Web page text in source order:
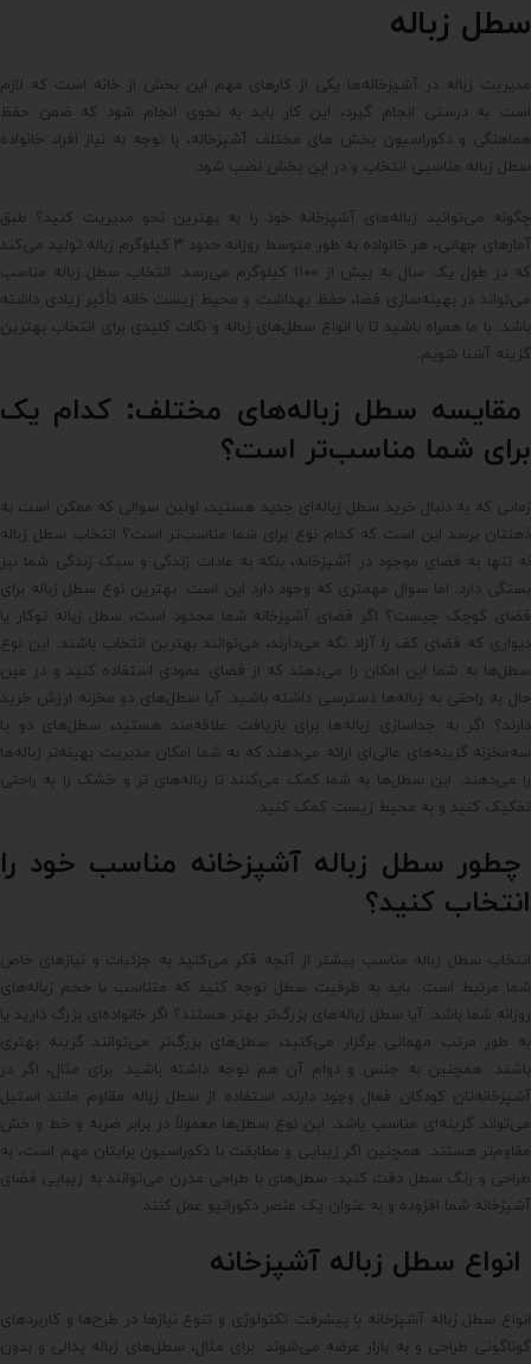
سطل زباله
مدیریت زباله در آشپزخانه‌ها یکی از کارهای مهم این بخش از خانه است که لازم
است به درستی انجام گیرد، این کار باید به نحوی انجام شود که ضمن حفظ
هماهنگی و دکوراسیون بخش های مختلف آشپزخانه، با توجه به نیاز افراد خانواده
سطل زباله مناسبی انتخاب و در این بخش نصب شود.
چگونه می‌توانید زباله‌های آشپزخانه خود را به بهترین نحو مدیریت کنید؟ طبق
آمارهای جهانی، هر خانواده به طور متوسط روزانه حدود ۳ کیلوگرم زباله تولید می‌کند
که در طول یک سال به بیش از ۱۱۰۰ کیلوگرم می‌رسد. انتخاب سطل زباله مناسب
می‌تواند در بهینه‌سازی فضا، حفظ بهداشت و محیط زیست خانه تأثیر زیادی داشته
باشد. با ما همراه باشید تا با انواع سطل‌های زباله و نکات کلیدی برای انتخاب بهترین
گزینه آشنا شویم.
مقایسه سطل زباله‌های مختلف: کدام یک
برای شما مناسب‌تر است؟
زمانی که به دنبال خرید سطل زباله‌ای جدید هستید، اولین سوالی که ممکن است به
ذهنتان برسد این است که کدام نوع برای شما مناسب‌تر است؟ انتخاب سطل زباله
نه تنها به فضای موجود در آشپزخانه، بلکه به عادات زندگی و سبک زندگی شما نیز
بستگی دارد. اما سوال مهمتری که وجود دارد این است: بهترین نوع سطل زباله برای
فضای کوچک چیست؟ اگر فضای آشپزخانه شما محدود است، سطل زباله توکار یا
دیواری که فضای کف را آزاد نگه می‌دارند، می‌توانند بهترین انتخاب باشند. این نوع
سطل‌ها به شما این امکان را می‌دهند که از فضای عمودی استفاده کنید و در عین
حال به راحتی به زباله‌ها دسترسی داشته باشید. آیا سطل‌های دو مخزنه ارزش خرید
دارند؟ اگر به جداسازی زباله‌ها برای بازیافت علاقه‌مند هستید، سطل‌های دو یا
سه‌مخزنه گزینه‌های عالی‌ای ارائه می‌دهند که به شما امکان مدیریت بهینه‌تر زباله‌ها
را می‌دهند. این سطل‌ها به شما کمک می‌کنند تا زباله‌های تر و خشک را به راحتی
تفکیک کنید و به محیط زیست کمک کنید.
چطور سطل زباله آشپزخانه مناسب خود را
انتخاب کنید؟
انتخاب سطل زباله مناسب بیشتر از آنچه فکر می‌کنید به جزئیات و نیازهای خاص
شما مرتبط است. باید به ظرفیت سطل توجه کنید که متناسب با حجم زباله‌های
روزانه شما باشد. آیا سطل زباله‌های بزرگ‌تر بهتر هستند؟ اگر خانواده‌ای بزرگ دارید یا
به طور مرتب مهمانی برگزار می‌کنید، سطل‌های بزرگ‌تر می‌توانند گزینه بهتری
باشند. همچنین به جنس و دوام آن هم توجه داشته باشید. برای مثال، اگر در
آشپزخانه‌تان کودکان فعال وجود دارند، استفاده از سطل زباله مقاوم مانند استیل
می‌تواند گزینه‌ای مناسب باشد. این نوع سطل‌ها معمولاً در برابر ضربه و خط و خش
مقاوم‌تر هستند. همچنین اگر زیبایی و مطابقت با دکوراسیون برایتان مهم است، به
طراحی و رنگ سطل دقت کنید. سطل‌های با طراحی مدرن می‌توانند به زیبایی فضای
آشپزخانه شما افزوده و به عنوان یک عنصر دکوراتیو عمل کنند.
انواع سطل زباله آشپزخانه
انواع سطل زباله آشپزخانه با پیشرفت تکنولوژی و تنوع نیازها در طرح‌ها و کاربردهای
گوناگونی طراحی و به بازار عرضه می‌شوند. برای مثال، سطل‌های زباله پدالی و بدون